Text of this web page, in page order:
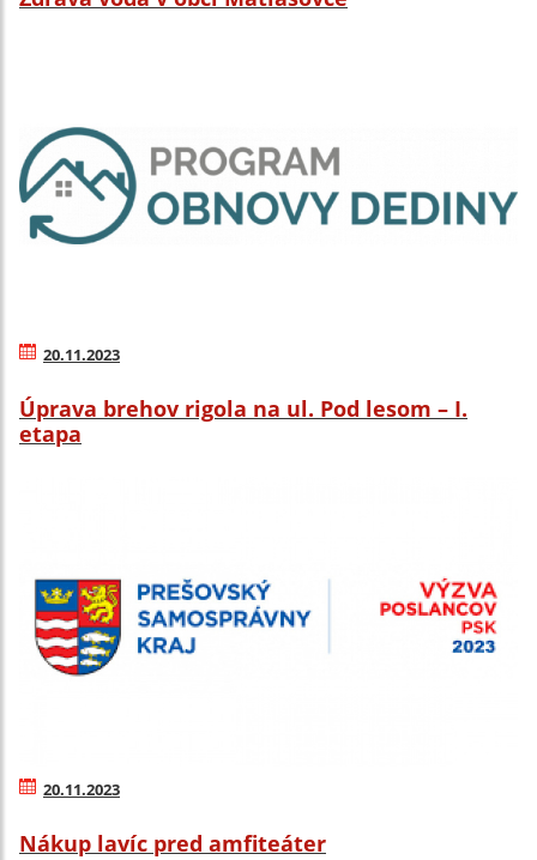
20.11.2023
Úprava brehov rigola na ul. Pod lesom – I.
etapa
20.11.2023
Nákup lavíc pred amfiteáter